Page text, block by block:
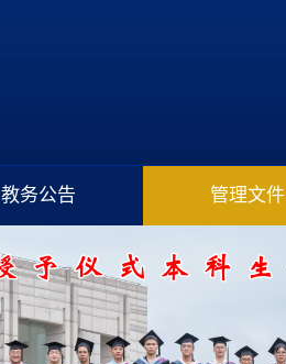
教务公告 管理文件